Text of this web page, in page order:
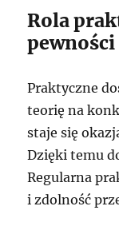
Rola
Praktyczne
teorię na
staje się
Dzięki temu
Regularna
i zdolność